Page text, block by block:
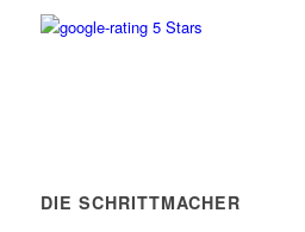
DIE SCHRITTMACHER